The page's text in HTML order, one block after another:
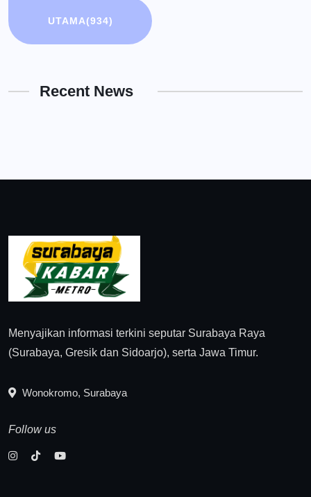
UTAMA(934)
Recent News
Menyajikan informasi terkini seputar Surabaya Raya
(Surabaya, Gresik dan Sidoarjo), serta Jawa Timur.
Wonokromo, Surabaya
Follow us